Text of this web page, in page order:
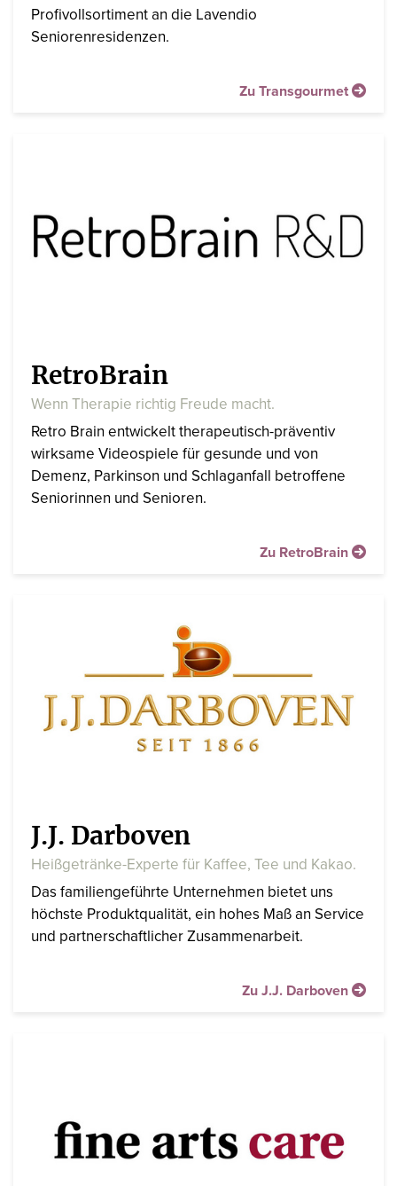
Profivollsortiment an die Lavendio
Seniorenresidenzen.
Zu Transgourmet
RetroBrain
Wenn Therapie richtig Freude macht.
Retro Brain entwickelt therapeutisch-präventiv
wirksame Videospiele für gesunde und von
Demenz, Parkinson und Schlaganfall betroffene
Seniorinnen und Senioren.
Zu RetroBrain
J.J. Darboven
Heißgetränke-Experte für Kaffee, Tee und Kakao.
Das familiengeführte Unternehmen bietet uns
höchste Produktqualität, ein hohes Maß an Service
und partnerschaftlicher Zusammenarbeit.
Zu J.J. Darboven